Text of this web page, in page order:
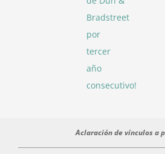
Bradstreet
por
tercer
año
consecutivo!
Aclaración de vínculos a